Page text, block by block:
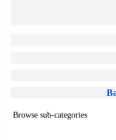
Browse sub-categories